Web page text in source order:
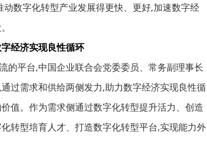
数字化转型产业发展得更快、更好,加速数字经
经济实现良性循环
平台,中国企业联合会党委委员、常务副理事长
过需求和供给两侧发力,助力数字经济实现良性循
值。作为需求侧通过数字化转型提升活力、创造
转型培育人才、打造数字化转型平台,实现能力外